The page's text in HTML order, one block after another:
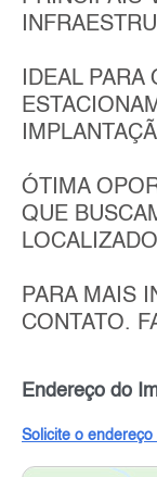
IDEAL
ÓTIMA
QUE
PARA MAIS
CONTATO.
Endereço do
Solicite o